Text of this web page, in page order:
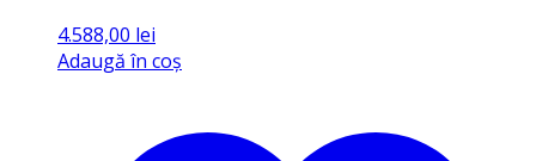
4.588,00 lei
Adaugă în coș